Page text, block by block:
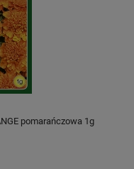
pomarańczowa 1g